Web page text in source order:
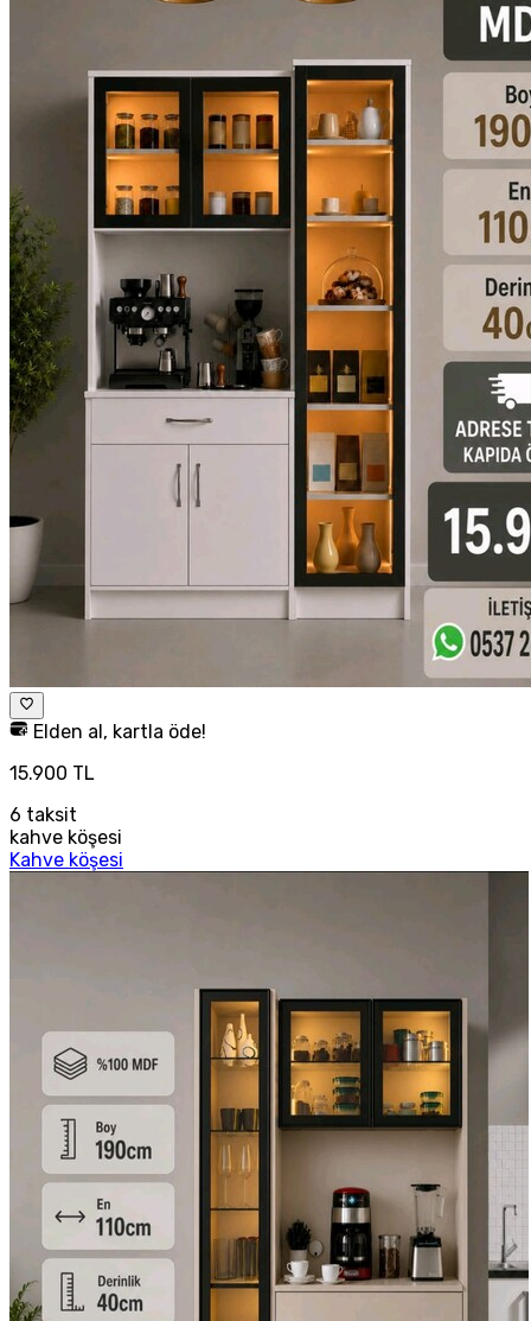
Elden al, kartla öde!
15.900 TL
6 taksit
kahve köşesi
Kahve köşesi